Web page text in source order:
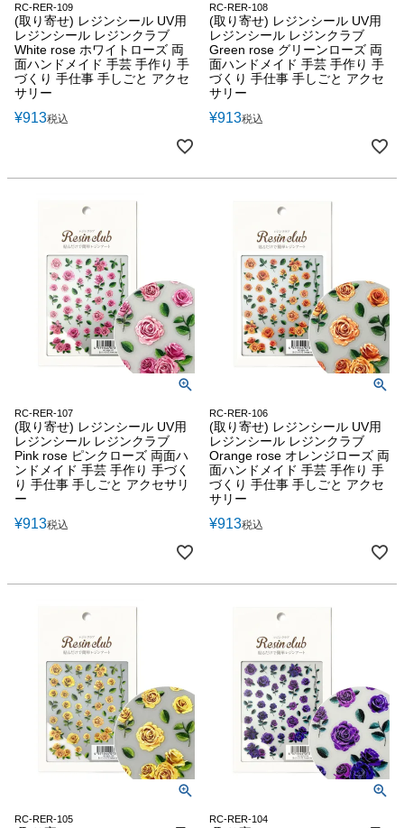
RC-RER-109
(取り寄せ) レジンシール UV用
レジンシール レジンクラブ
White rose ホワイトローズ 両
面ハンドメイド 手芸 手作り 手
づくり 手仕事 手しごと アクセ
サリー
¥913税込
RC-RER-108
(取り寄せ) レジンシール UV用
レジンシール レジンクラブ
Green rose グリーンローズ 両
面ハンドメイド 手芸 手作り 手
づくり 手仕事 手しごと アクセ
サリー
¥913税込
RC-RER-107
(取り寄せ) レジンシール UV用
レジンシール レジンクラブ
Pink rose ピンクローズ 両面ハ
ンドメイド 手芸 手作り 手づく
り 手仕事 手しごと アクセサリ
ー
¥913税込
RC-RER-106
(取り寄せ) レジンシール UV用
レジンシール レジンクラブ
Orange rose オレンジローズ 両
面ハンドメイド 手芸 手作り 手
づくり 手仕事 手しごと アクセ
サリー
¥913税込
RC-RER-105 RC-RER-104